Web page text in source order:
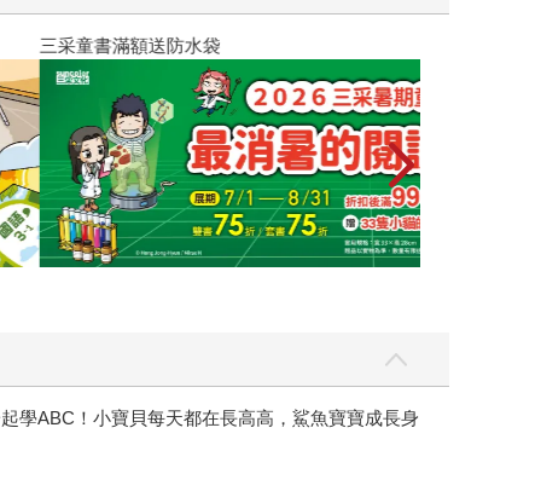
學ABC！小寶貝每天都在長高高，鯊魚寶寶成長身